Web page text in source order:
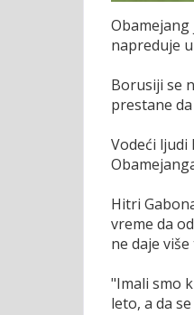
napreduje
Borusiji se
prestane
Vodeći
Hitri
vreme da
ne daje
"Imali smo
leto, a da